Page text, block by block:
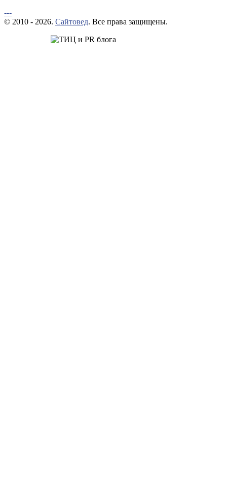
---
© 2010 - 2026. Сайтовед. Все права защищены.